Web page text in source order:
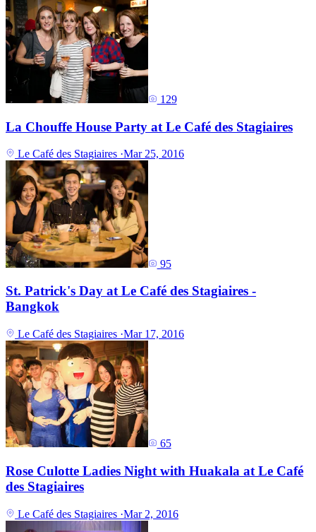
129
La Chouffe House Party at Le Café des Stagiaires
Le Café des Stagiaires ·Mar 25, 2016
95
St. Patrick's Day at Le Café des Stagiaires -
Bangkok
Le Café des Stagiaires ·Mar 17, 2016
65
Rose Culotte Ladies Night with Huakala at Le Café
des Stagiaires
Le Café des Stagiaires ·Mar 2, 2016